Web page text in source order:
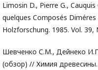
Limosin D., Pierre G.,
quelques Composés
Holzforschung. 1985. Vol. 39,
Шевченко С.М., Дейнеко
(обзор) // Химия